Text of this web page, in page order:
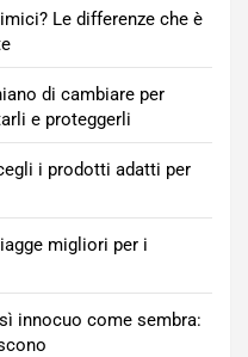
Le differenze che è
di cambiare per
e proteggerli
i prodotti adatti per
migliori per i
innocuo come sembra: